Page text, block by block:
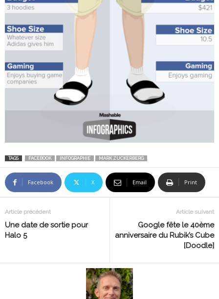
TAGS FACEBOOK INFOGRAPHIE MARK ZUCKERBERG
Facebook X Email Print
Article précédent
Une date de sortie pour
Halo 5
Article suivant
Google fête le 40ème
anniversaire du Rubik’s Cube
[Doodle]